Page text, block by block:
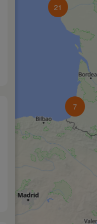
7
21